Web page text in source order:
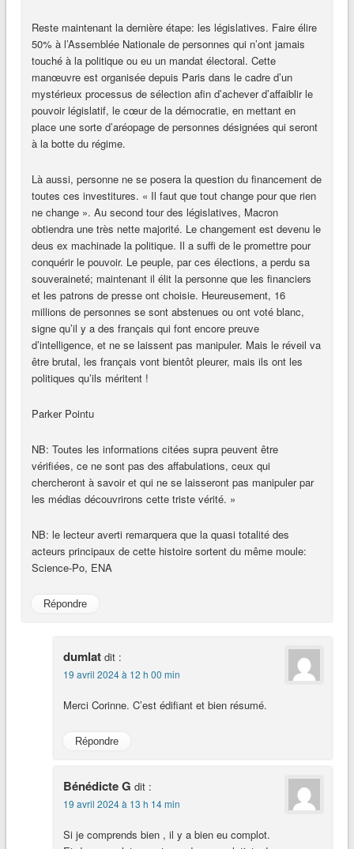
Reste maintenant la dernière étape: les législatives. Faire élire
50% à l’Assemblée Nationale de personnes qui n’ont jamais
touché à la politique ou eu un mandat électoral. Cette
manœuvre est organisée depuis Paris dans le cadre d’un
mystérieux processus de sélection afin d’achever d’affaiblir le
pouvoir législatif, le cœur de la démocratie, en mettant en
place une sorte d’aréopage de personnes désignées qui seront
à la botte du régime.
Là aussi, personne ne se posera la question du financement de
toutes ces investitures. « Il faut que tout change pour que rien
ne change ». Au second tour des législatives, Macron
obtiendra une très nette majorité. Le changement est devenu le
deus ex machinade la politique. Il a suffi de le promettre pour
conquérir le pouvoir. Le peuple, par ces élections, a perdu sa
souveraineté; maintenant il élit la personne que les financiers
et les patrons de presse ont choisie. Heureusement, 16
millions de personnes se sont abstenues ou ont voté blanc,
signe qu’il y a des français qui font encore preuve
d’intelligence, et ne se laissent pas manipuler. Mais le réveil va
être brutal, les français vont bientôt pleurer, mais ils ont les
politiques qu’ils méritent !
Parker Pointu
NB: Toutes les informations citées supra peuvent être
vérifiées, ce ne sont pas des affabulations, ceux qui
chercheront à savoir et qui ne se laisseront pas manipuler par
les médias découvrirons cette triste vérité. »
NB: le lecteur averti remarquera que la quasi totalité des
acteurs principaux de cette histoire sortent du même moule:
Science-Po, ENA
Répondre
dumlat dit :
19 avril 2024 à 12 h 00 min
Merci Corinne. C’est édifiant et bien résumé.
Répondre
Bénédicte G dit :
19 avril 2024 à 13 h 14 min
Si je comprends bien , il y a bien eu complot.